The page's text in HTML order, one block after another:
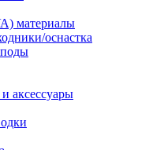
материалы
оснастка
аксессуары